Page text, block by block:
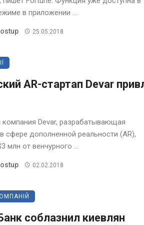
в приложении ...
25.05.2018
AR-стартап Devar
компания Devar, разрабатывающая
сфере дополненной реальности (AR),
млн от венчурного ...
02.02.2018
соблазнил киевлян